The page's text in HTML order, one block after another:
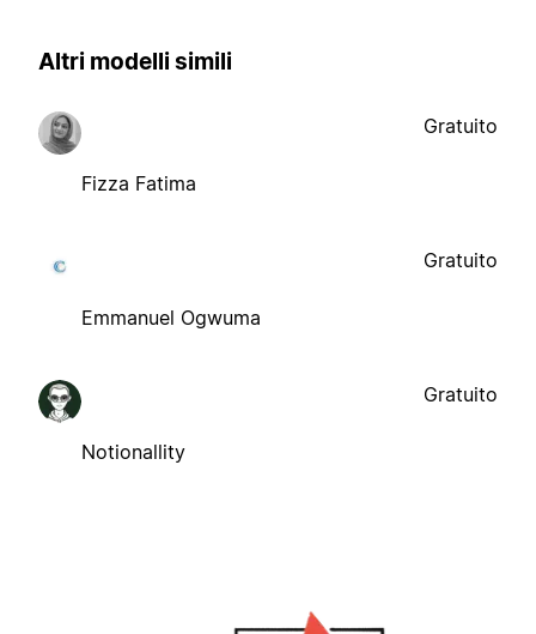
Altri modelli simili
Fizza Fatima
Gratuito
Emmanuel Ogwuma
Gratuito
Notionallity
Gratuito